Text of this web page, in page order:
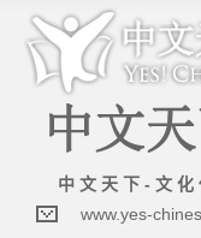
中 文 天 下 - 文 化
www.yes-